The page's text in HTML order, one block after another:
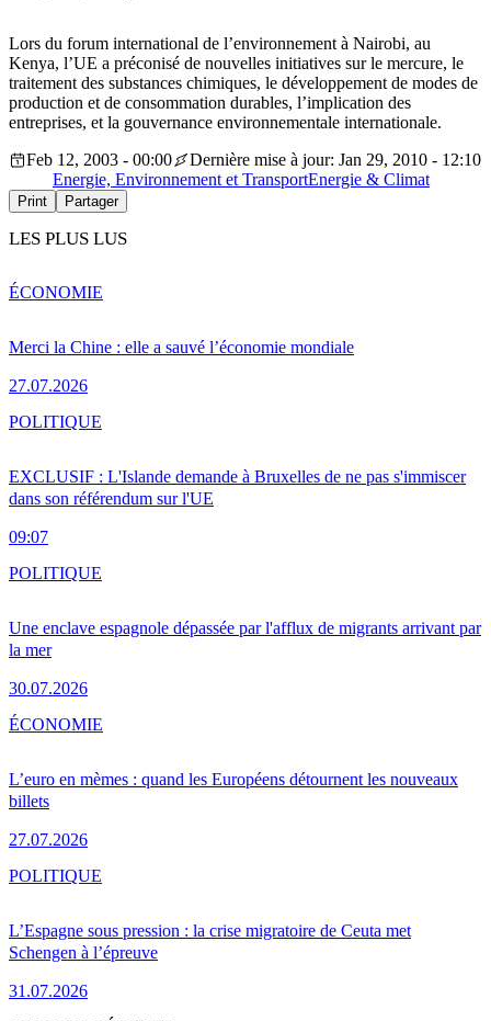
Lors du forum international de l’environnement à Nairobi, au
Kenya, l’UE a préconisé de nouvelles initiatives sur le mercure, le
traitement des substances chimiques, le développement de modes de
production et de consommation durables, l’implication des
entreprises, et la gouvernance environnementale internationale.
Feb 12, 2003 - 00:00
Dernière mise à jour: Jan 29, 2010 - 12:10
Energie, Environnement et TransportEnergie & Climat
Print Partager
LES PLUS LUS
Merci la Chine : elle a sauvé l’économie mondiale
27.07.2026
ÉCONOMIE
EXCLUSIF : L'Islande demande à Bruxelles de ne pas s'immiscer
dans son référendum sur l'UE
09:07
POLITIQUE
Une enclave espagnole dépassée par l'afflux de migrants arrivant par
la mer
30.07.2026
POLITIQUE
L’euro en mèmes : quand les Européens détournent les nouveaux
billets
27.07.2026
ÉCONOMIE
L’Espagne sous pression : la crise migratoire de Ceuta met
Schengen à l’épreuve
31.07.2026
POLITIQUE